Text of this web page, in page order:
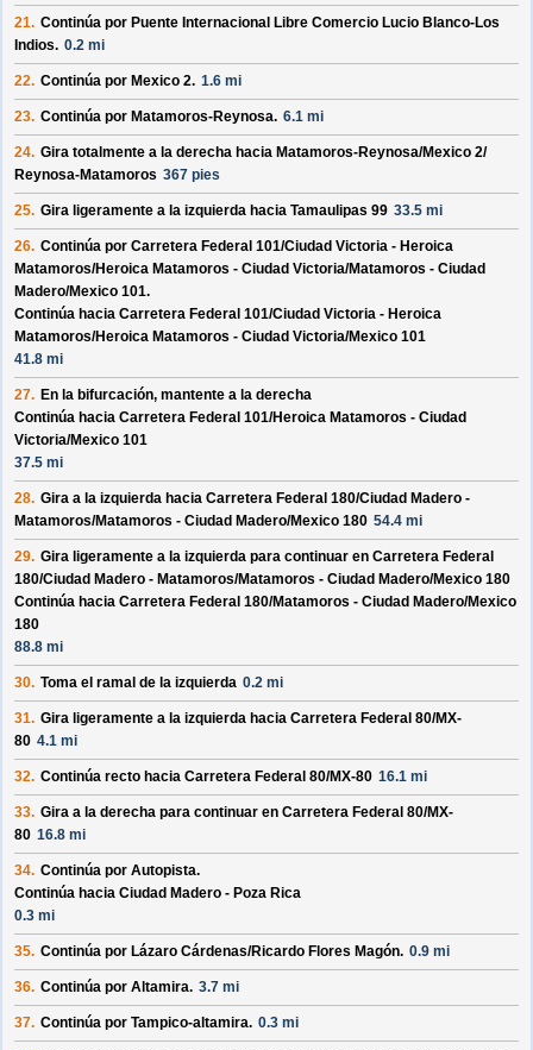
21. Continúa por Puente Internacional Libre Comercio Lucio Blanco-Los
Indios. 0.2 mi
22. Continúa por Mexico 2. 1.6 mi
23. Continúa por Matamoros-Reynosa. 6.1 mi
24. Gira totalmente a la derecha hacia Matamoros-Reynosa/Mexico 2/
Reynosa-Matamoros 367 pies
25. Gira ligeramente a la izquierda hacia Tamaulipas 99 33.5 mi
26. Continúa por Carretera Federal 101/Ciudad Victoria - Heroica
Matamoros/Heroica Matamoros - Ciudad Victoria/Matamoros - Ciudad
Madero/Mexico 101.
Continúa hacia Carretera Federal 101/Ciudad Victoria - Heroica
Matamoros/Heroica Matamoros - Ciudad Victoria/Mexico 101
41.8 mi
27. En la bifurcación, mantente a la derecha
Continúa hacia Carretera Federal 101/Heroica Matamoros - Ciudad
Victoria/Mexico 101
37.5 mi
28. Gira a la izquierda hacia Carretera Federal 180/Ciudad Madero -
Matamoros/Matamoros - Ciudad Madero/Mexico 180 54.4 mi
29. Gira ligeramente a la izquierda para continuar en Carretera Federal
180/Ciudad Madero - Matamoros/Matamoros - Ciudad Madero/Mexico 180
Continúa hacia Carretera Federal 180/Matamoros - Ciudad Madero/Mexico
180
88.8 mi
30. Toma el ramal de la izquierda 0.2 mi
31. Gira ligeramente a la izquierda hacia Carretera Federal 80/MX-
80 4.1 mi
32. Continúa recto hacia Carretera Federal 80/MX-80 16.1 mi
33. Gira a la derecha para continuar en Carretera Federal 80/MX-
80 16.8 mi
34. Continúa por Autopista.
Continúa hacia Ciudad Madero - Poza Rica
0.3 mi
35. Continúa por Lázaro Cárdenas/Ricardo Flores Magón. 0.9 mi
36. Continúa por Altamira. 3.7 mi
37. Continúa por Tampico-altamira. 0.3 mi